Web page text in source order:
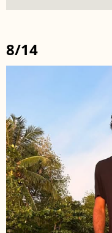
8/14